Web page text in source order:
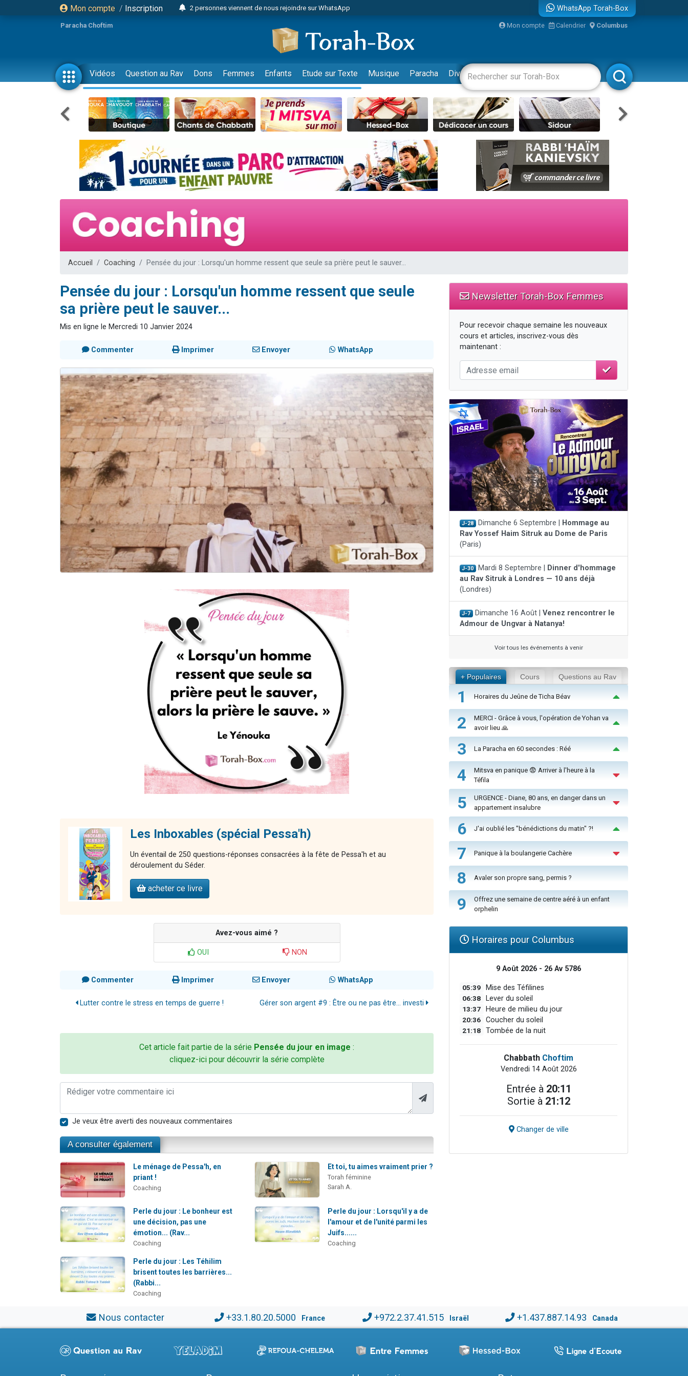
Mon compte / Inscription
2 personnes viennent de nous rejoindre sur WhatsApp
3 personnes viennent de faire un don pour Événements Torah-Box
2 personnes viennent de faire un don pour Tsédaka : pauvres d'Israel
3 personnes viennent de nous rejoindre sur WhatsApp
11 personnes viennent de demander une bénédiction
3 personnes viennent de faire un don pour Diane, 80 ans, dans un appartement insalubre
Il reste 49 places pour étudier en groupe sur Zoom
2 personnes viennent de nous rejoindre sur WhatsApp
Il reste 49 places pour étudier en groupe sur Zoom
2 personnes viennent de nous rejoindre sur WhatsApp
6 personnes viennent de nous rejoindre sur WhatsApp
2 personnes viennent de faire un don pour 1 Journée de Vacances Pour les Enfants
17 personnes viennent de demander une bénédiction
4 personnes viennent de nous rejoindre sur WhatsApp
Il reste 49 places pour étudier en groupe sur Zoom
Eva vient de donner son Maasser
Eli vient de donner son Maasser
WhatsApp Torah-Box
Paracha Choftim Mon compte Calendrier Columbus
Vidéos Question au Rav Dons Femmes Enfants Etude sur Texte Musique Paracha Divertissements Livres Rabbanim
Accueil Coaching Pensée du jour : Lorsqu'un homme ressent que seule sa prière peut le sauver...
Pensée du jour : Lorsqu'un homme ressent que seule
sa prière peut le sauver...
Mis en ligne le Mercredi 10 Janvier 2024
Commenter Imprimer Envoyer WhatsApp
Les Inboxables (spécial Pessa'h)
Un éventail de 250 questions-réponses consacrées à la fête de Pessa'h et au
déroulement du Séder.
acheter ce livre
Avez-vous aimé ?
OUI NON
Commenter Imprimer Envoyer WhatsApp
Lutter contre le stress en temps de guerre ! Gérer son argent #9 : Être ou ne pas être… investi
Cet article fait partie de la série Pensée du jour en image :
cliquez-ici pour découvrir la série complète
Je veux être averti des nouveaux commentaires
A consulter également
Le ménage de Pessa'h, en
priant !
Coaching
Et toi, tu aimes vraiment prier ?
Torah féminine
Sarah A.
Perle du jour : Le bonheur est
une décision, pas une
émotion... (Rav...
Coaching
Perle du jour : Lorsqu'il y a de
l'amour et de l'unité parmi les
Juifs......
Coaching
Perle du jour : Les Téhilim
brisent toutes les barrières...
(Rabbi...
Coaching
Newsletter Torah-Box Femmes
Pour recevoir chaque semaine les nouveaux
cours et articles, inscrivez-vous dès
maintenant :
J-28 Dimanche 6 Septembre |
Hommage au
Rav Yossef Haim Sitruk au Dome de Paris
(Paris)
J-30 Mardi 8 Septembre |
Dinner d'hommage
au Rav Sitruk à Londres — 10 ans déjà
(Londres)
J-7 Dimanche 16 Août | Venez rencontrer le
Admour de Ungvar à Natanya!
Voir tous les événements à venir
+ Populaires Cours Questions au Rav
1 Horaires du Jeûne de Ticha Béav
2
MERCI - Grâce à vous, l'opération de Yohan va
avoir lieu 🙏
3 La Paracha en 60 secondes : Réé
4
Mitsva en panique 😨 Arriver à l'heure à la
Téfila
5
URGENCE - Diane, 80 ans, en danger dans un
appartement insalubre
6 J'ai oublié les "bénédictions du matin" ?!
7 Panique à la boulangerie Cachère
8 Avaler son propre sang, permis ?
9
Offrez une semaine de centre aéré à un enfant
orphelin
Horaires pour Columbus
9 Août 2026 - 26 Av 5786
05:39 Mise des Téfilines
06:38 Lever du soleil
13:37 Heure de milieu du jour
20:36 Coucher du soleil
21:18 Tombée de la nuit
Chabbath Choftim
Vendredi 14 Août 2026
Entrée à 20:11
Sortie à 21:12
Changer de ville
Nous contacter +33.1.80.20.5000 France +972.2.37.41.515 Israël +1.437.887.14.93 Canada